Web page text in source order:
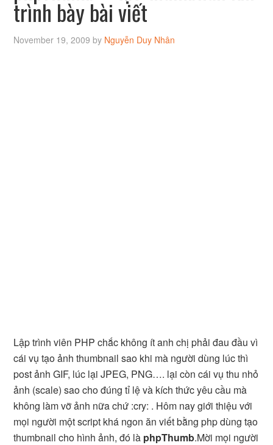
trình bày bài viết
November 19, 2009 by Nguyễn Duy Nhân
Lập trình viên PHP chắc không ít anh chị phải đau đầu vì
cái vụ tạo ảnh thumbnail sao khi mà người dùng lúc thì
post ảnh GIF, lúc lại JPEG, PNG…. lại còn cái vụ thu nhỏ
ảnh (scale) sao cho đúng tỉ lệ và kích thức yêu cầu mà
không làm vỡ ảnh nữa chứ :cry: . Hôm nay giới thiệu với
mọi người một script khá ngon ăn viết bằng php dùng tạo
thumbnail cho hình ảnh, đó là phpThumb.Mời mọi người